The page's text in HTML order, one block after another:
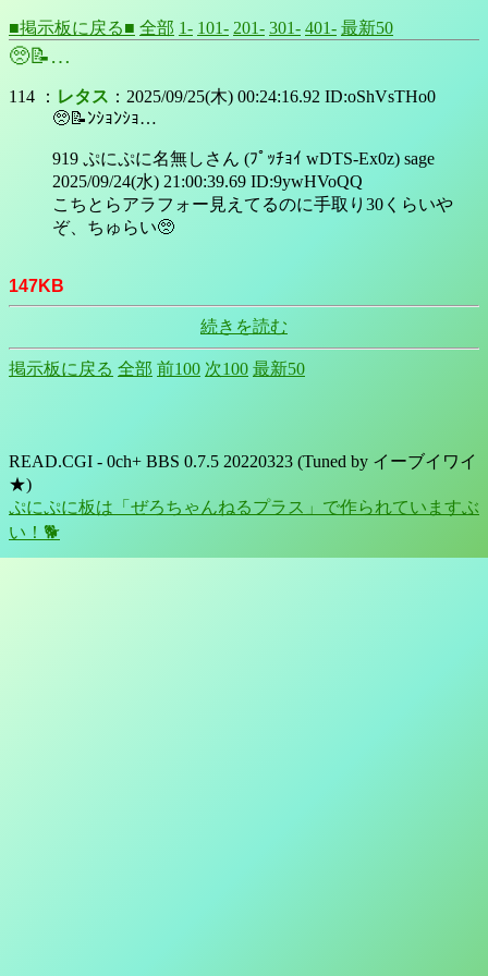
■掲示板に戻る■ 全部 1- 101- 201- 301- 401- 最新50
🥺📝…
114 ： レタス ：2025/09/25(木) 00:24:16.92 ID:oShVsTHo0
🥺📝ﾝｼｮﾝｼｮ…
919 ぷにぷに名無しさん (ﾌﾟｯﾁｮｲ wDTS-Ex0z) sage
2025/09/24(水) 21:00:39.69 ID:9ywHVoQQ
こちとらアラフォー見えてるのに手取り30くらいや
ぞ、ちゅらい🥺
147KB
続きを読む
掲示板に戻る 全部 前100 次100 最新50
READ.CGI - 0ch+ BBS 0.7.5 20220323 (Tuned by イーブイワイ
★)
ぷにぷに板は「ぜろちゃんねるプラス」で作られていますぶ
い！🐕